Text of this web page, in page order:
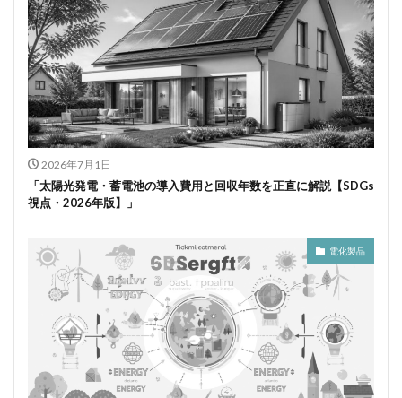
2026年7月1日
「太陽光発電・蓄電池の導入費用と回収年数を正直に解説【SDGs
視点・2026年版】」
電化製品